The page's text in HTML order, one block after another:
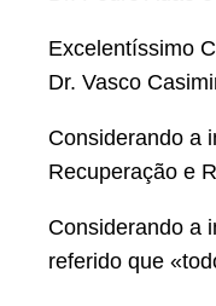
Excelentíssimo
Dr. Vasco
Considerando a
Recuperação e
Considerando a
referido que